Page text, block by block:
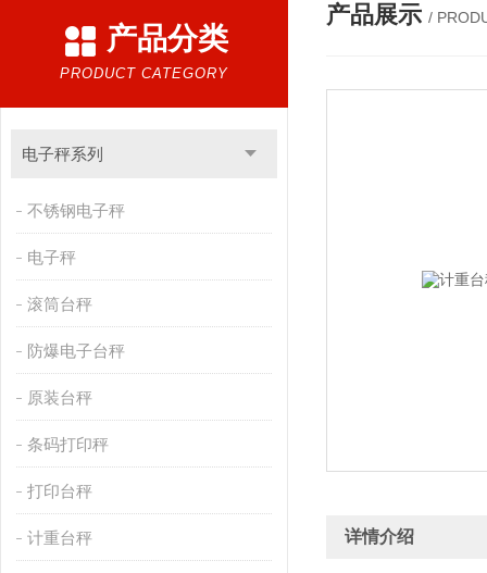
产品分类
PRODUCT CATEGORY
电子秤系列
不锈钢电子秤
电子秤
滚筒台秤
防爆电子台秤
原装台秤
条码打印秤
打印台秤
计重台秤
产品展示 /
详情介绍